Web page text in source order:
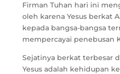
Firman Tuhan hari ini
oleh karena Yesus berkat
kepada bangsa-bangsa
mempercayai penebusan
Sejatinya berkat terbesar
Yesus adalah kehidupan